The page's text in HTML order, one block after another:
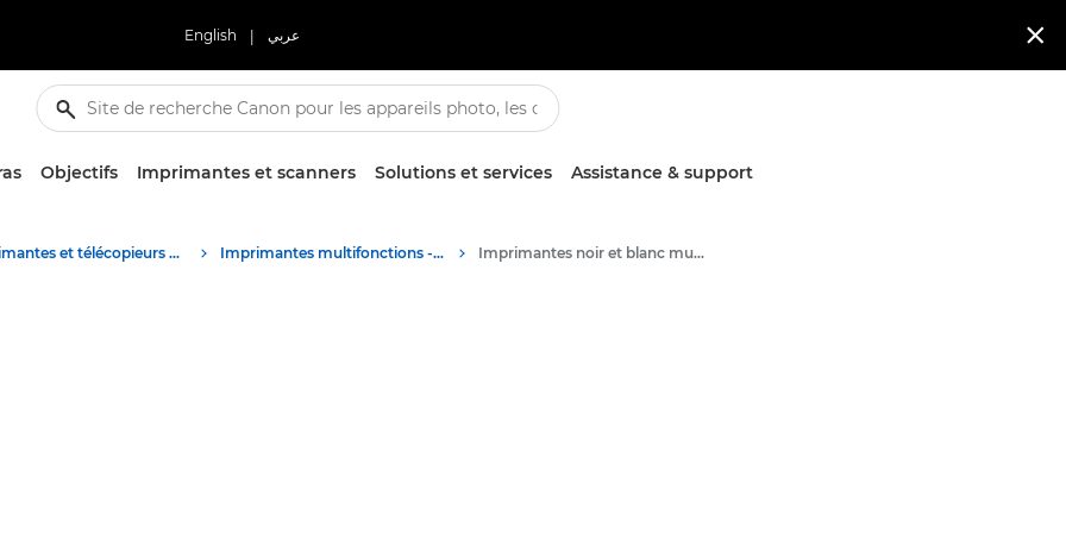
English | عربي 
Objectifs Imprimantes et scanners Solutions et services Assistance & support
Imprimantes et télécopieurs professionnels Imprimantes multifonctions - Multifonctions Imprimantes noir et blanc multifonction